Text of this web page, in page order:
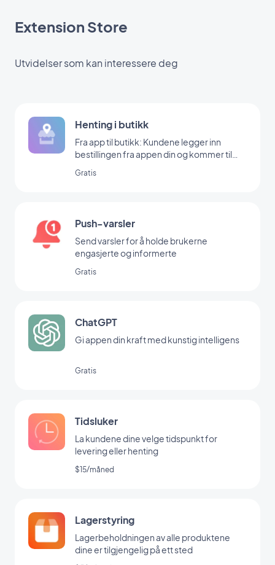
Extension Store
Utvidelser som kan interessere deg
Henting i butikk
Fra app til butikk: Kundene legger inn
bestillingen fra appen din og kommer til
Gratis
Push-varsler
Send varsler for å holde brukerne
engasjerte og informerte
Gratis
ChatGPT
Gi appen din kraft med kunstig intelligens
Gratis
Tidsluker
La kundene dine velge tidspunkt for
levering eller henting
$15/måned
Lagerstyring
Lagerbeholdningen av alle produktene
dine er tilgjengelig på ett sted